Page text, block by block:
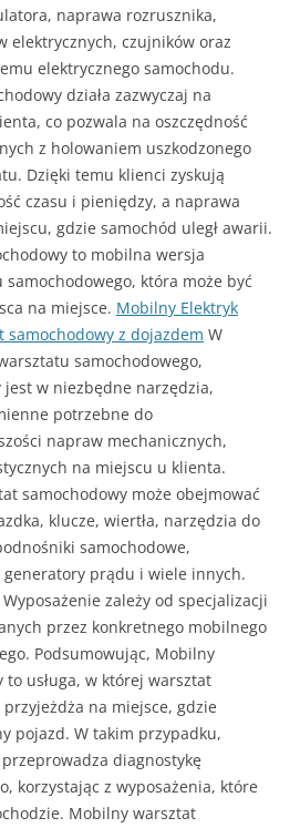
naprawa rozrusznika,
elektrycznych, czujników oraz
elektrycznego samochodu.
działa zazwyczaj na
co pozwala na oszczędność
z holowaniem uszkodzonego
Dzięki temu klienci zyskują
czasu i pieniędzy, a naprawa
gdzie samochód uległ awarii.
to mobilna wersja
która może być
na miejsce. Mobilny Elektryk
samochodowy z dojazdem W
samochodowego,
jest w niezbędne narzędzia,
potrzebne do
napraw mechanicznych,
na miejscu u klienta.
samochodowy może obejmować
klucze, wiertła, narzędzia do
samochodowe,
prądu i wiele innych.
Wyposażenie zależy od specjalizacji
przez konkretnego mobilnego
Podsumowując, Mobilny
usługa, w której warsztat
na miejsce, gdzie
pojazd. W takim przypadku,
diagnostykę
korzystając z wyposażenia, które
Mobilny warsztat